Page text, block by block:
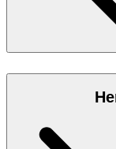
Weicher, dichter